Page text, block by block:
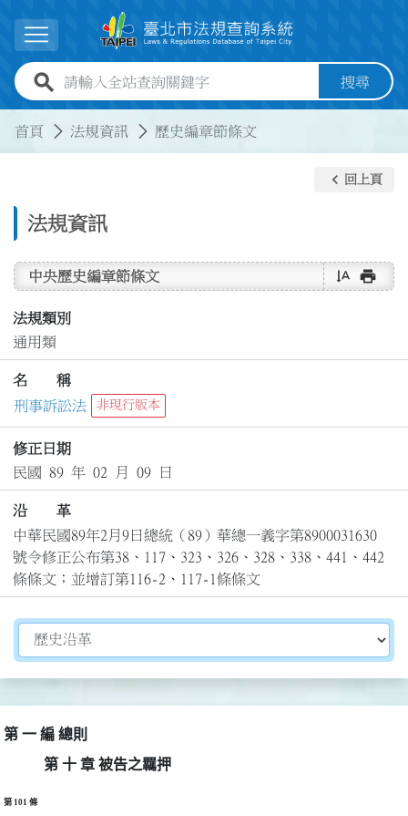
展開選單
全站查詢關鍵字欄位 搜尋
首頁 法規資訊 歷史編章節條文
法規資訊
keyboard_arrow_left 回上頁
中央歷史編章節條文 text_rotate_vertical print
法規類別
通用類
名 稱
刑事訴訟法
非現行版本
修正日期
民國 89 年 02 月 09 日
沿 革
中華民國89年2月9日總統（89）華總一義字第8900031630
號令修正公布第38、117、323、326、328、338、441、442
條條文；並增訂第116-2、117-1條條文
切換選擇法規資訊內容
第 一 編 總則
第 十 章 被告之羈押
第 101 條